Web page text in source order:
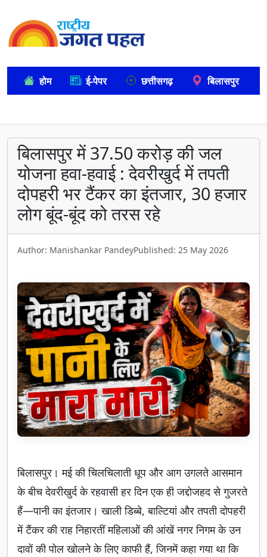
होम ई-पेपर छत्तीसगढ़ बिलासपुर
बिलासपुर में 37.50 करोड़ की जल
योजना हवा-हवाई : देवरीखुर्द में तपती
दोपहरी भर टैंकर का इंतजार, 30 हजार
लोग बूंद-बूंद को तरस रहे
Author: Manishankar PandeyPublished: 25 May 2026
बिलासपुर। मई की चिलचिलाती धूप और आग उगलते आसमान
के बीच देवरीखुर्द के रहवासी हर दिन एक ही जद्दोजहद से गुजरते
हैं—पानी का इंतजार। खाली डिब्बे, बाल्टियां और तपती दोपहरी
में टैंकर की राह निहारतीं महिलाओं की आंखें नगर निगम के उन
दावों की पोल खोलने के लिए काफी हैं, जिनमें कहा गया था कि